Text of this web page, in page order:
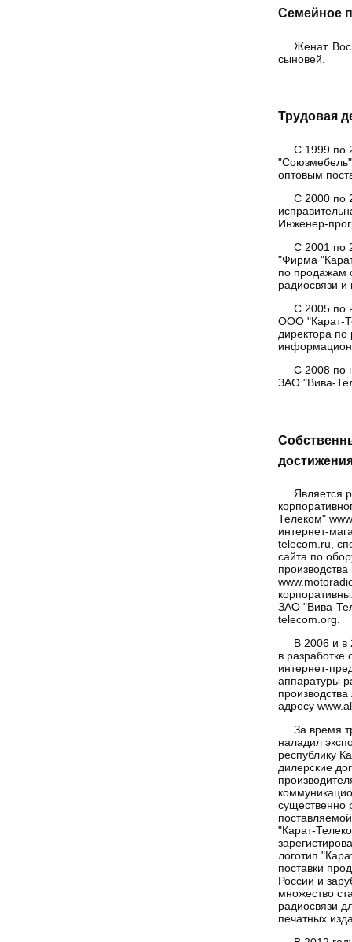
Семейное
Женат.
сыновей.
Трудовая
С 1999 по
оптовым
С 2000 по
Инженер-
С 2001 по
"Фирма
по продажам
радиосвязи и
С 2005 по
ООО "Карат-
директора по
С 2008 по
ЗАО "Вива-
Является
Телеком"
интернет-
telecom.ru,
сайта по
ЗАО "Вива-
telecom.org.
В 2006 и в
в разработке
интернет-
аппаратуры
адресу
За время
наладил
республику
дилерские
существенно
"Карат-
логотип
поставки
России и
множество
радиосвязи
печатных